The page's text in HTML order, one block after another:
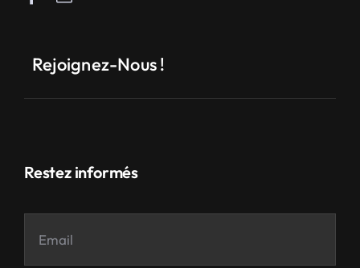
Rejoignez-Nous !
Restez informés